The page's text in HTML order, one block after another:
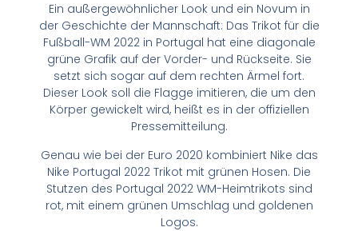
Ein außergewöhnlicher Look und ein Novum in
der Geschichte der Mannschaft: Das Trikot für die
Fußball-WM 2022 in Portugal hat eine diagonale
grüne Grafik auf der Vorder- und Rückseite. Sie
setzt sich sogar auf dem rechten Ärmel fort.
Dieser Look soll die Flagge imitieren, die um den
Körper gewickelt wird, heißt es in der offiziellen
Pressemitteilung.
Genau wie bei der Euro 2020 kombiniert Nike das
Nike Portugal 2022 Trikot mit grünen Hosen. Die
Stutzen des Portugal 2022 WM-Heimtrikots sind
rot, mit einem grünen Umschlag und goldenen
Logos.